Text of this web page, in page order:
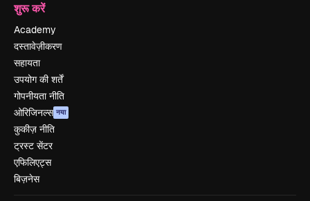
शुरू करें
Academy
दस्तावेज़ीकरण
सहायता
उपयोग की शर्तें
गोपनीयता नीति
ओरिजिनल्स नया
कुकीज़ नीति
ट्रस्ट सेंटर
एफिलिएट्स
बिज़नेस